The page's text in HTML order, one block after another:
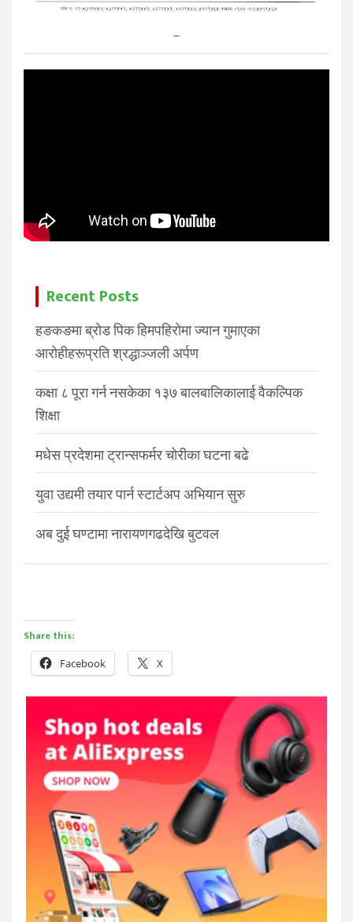
–
Recent Posts
हङकङमा ब्रोड पिक हिमपहिरोमा ज्यान गुमाएका
आरोहीहरूप्रति श्रद्धाञ्जली अर्पण
कक्षा ८ पूरा गर्न नसकेका १३७ बालबालिकालाई वैकल्पिक
शिक्षा
मधेस प्रदेशमा ट्रान्सफर्मर चोरीका घटना बढे
युवा उद्यमी तयार पार्न स्टार्टअप अभियान सुरु
अब दुई घण्टामा नारायणगढदेखि बुटवल
Share this:
Facebook X